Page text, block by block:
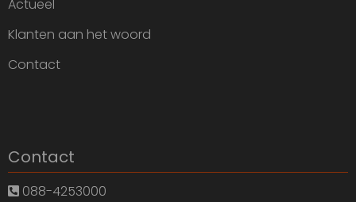
Actueel
Klanten aan het woord
Contact
Contact
088-4253000